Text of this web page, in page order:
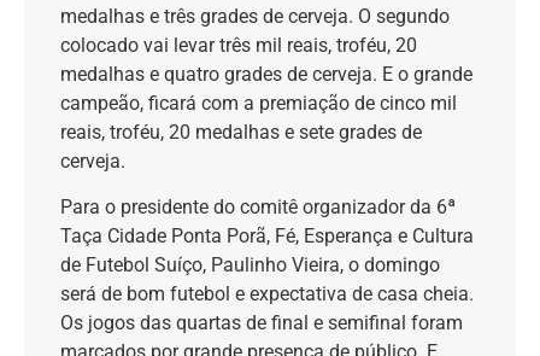
medalhas e três grades de cerveja. O segundo
colocado vai levar três mil reais, troféu, 20
medalhas e quatro grades de cerveja. E o grande
campeão, ficará com a premiação de cinco mil
reais, troféu, 20 medalhas e sete grades de
cerveja.
Para o presidente do comitê organizador da 6ª
Taça Cidade Ponta Porã, Fé, Esperança e Cultura
de Futebol Suíço, Paulinho Vieira, o domingo
será de bom futebol e expectativa de casa cheia.
Os jogos das quartas de final e semifinal foram